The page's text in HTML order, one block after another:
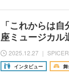
「これからは
座ミュージカ
2025.12.27 ｜ SPICER
インタビュー